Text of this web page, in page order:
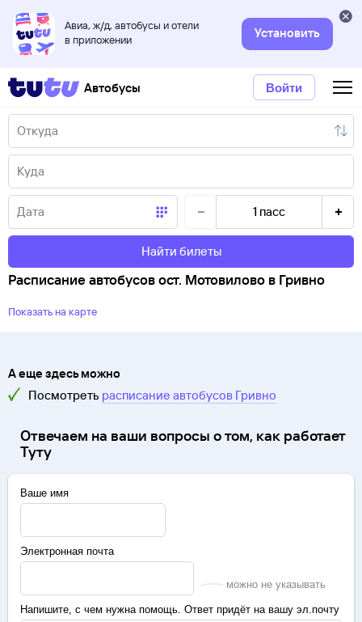
Авиа, ж/д, автобусы и отели
в приложении
Установить
Автобусы Войти
1 пасс
Найти билеты
Расписание автобусов ост. Мотовилово в Гривно
Показать на карте
А еще здесь можно
Посмотреть расписание автобусов Гривно
Отвечаем на ваши вопросы о том, как работает
Туту
Ваше имя
Электронная почта
можно не указывать
Напишите, с чем нужна помощь. Ответ придёт на вашу эл.почту